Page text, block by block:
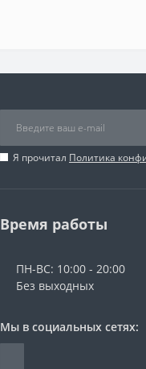
Я прочитал Политика
Время работы
ПН-ВС: 10:00 - 20:00
Без выходных
Мы в социальных сетях: